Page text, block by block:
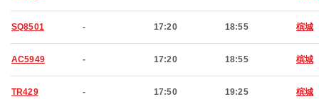
SQ8501 - 17:20 18:55 槟城
AC5949 - 17:20 18:55 槟城
TR429 - 17:50 19:25 槟城